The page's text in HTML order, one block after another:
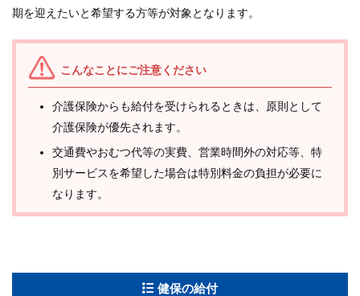
期を迎えたいと希望する方等が対象となります。
こんなことにご注意ください
介護保険からも給付を受けられるときは、原則として
介護保険が優先されます。
交通費やおむつ代等の実費、営業時間外の対応等、特
別サービスを希望した場合は特別料金の負担が必要に
なります。
健保の給付